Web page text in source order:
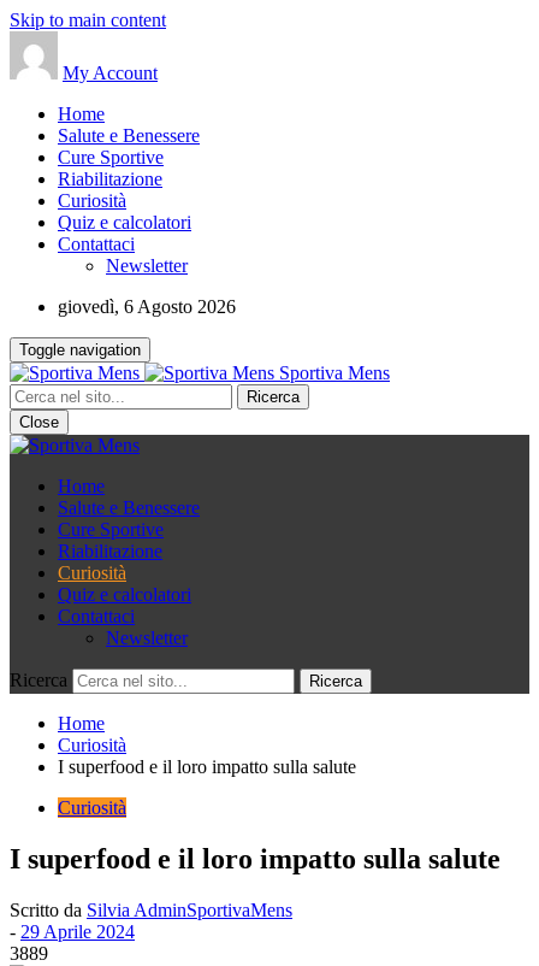
Skip to main content
My Account
Home
Salute e Benessere
Cure Sportive
Riabilitazione
Curiosità
Quiz e calcolatori
Contattaci
Newsletter
giovedì, 6 Agosto 2026
Toggle navigation
Sportiva Mens
Close
Home
Salute e Benessere
Cure Sportive
Riabilitazione
Curiosità
Quiz e calcolatori
Contattaci
Newsletter
Ricerca
Home
Curiosità
I superfood e il loro impatto sulla salute
Curiosità
I superfood e il loro impatto sulla salute
Scritto da Silvia AdminSportivaMens
- 29 Aprile 2024
3889